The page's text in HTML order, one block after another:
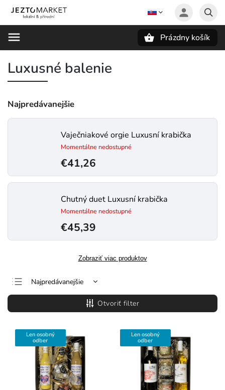
Prázdny košík
Luxusné balenie
Najpredávanejšie
Vaječniakové orgie Luxusní krabička
Momentálne nedostupné
€41,26
Chutný duet Luxusní krabička
Momentálne nedostupné
€45,39
Zobraziť viac produktov
Najpredávanejšie
Najlacnejšie
Najdrahšie
Abecedne
Otvoriť filter
Len osobný
odber
Len osobný
odber